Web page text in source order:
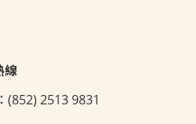
線
2513 9831